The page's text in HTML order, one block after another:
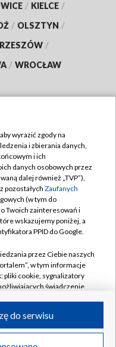
/ KIELCE /
/ OLSZTYN /
RZESZÓW /
/ WROCŁAW
w likwidacji
wyrazić zgody na
i zbierania danych,
i ich
danych osobowych przez
dalej również „TVP”),
pozostałych Zaufanych
(w tym do
Twoich zainteresowań i
wskazujemy poniżej, a
PPID do Google.
przez Ciebie naszych
w tym informacje
pliki cookie, sygnalizatory
świadczenie
przez Ciebie
do serwisu